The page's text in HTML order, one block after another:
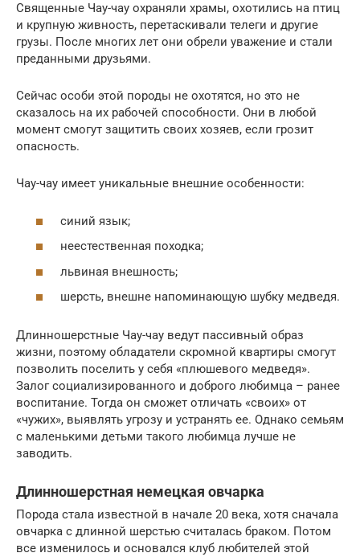
Священные Чау-чау охраняли храмы, охотились на птиц
и крупную живность, перетаскивали телеги и другие
грузы. После многих лет они обрели уважение и стали
преданными друзьями.
Сейчас особи этой породы не охотятся, но это не
сказалось на их рабочей способности. Они в любой
момент смогут защитить своих хозяев, если грозит
опасность.
Чау-чау имеет уникальные внешние особенности:
синий язык;
неестественная походка;
львиная внешность;
шерсть, внешне напоминающую шубку медведя.
Длинношерстные Чау-чау ведут пассивный образ
жизни, поэтому обладатели скромной квартиры смогут
позволить поселить у себя «плюшевого медведя».
Залог социализированного и доброго любимца – ранее
воспитание. Тогда он сможет отличать «своих» от
«чужих», выявлять угрозу и устранять ее. Однако семьям
с маленькими детьми такого любимца лучше не
заводить.
Длинношерстная немецкая овчарка
Порода стала известной в начале 20 века, хотя сначала
овчарка с длинной шерстью считалась браком. Потом
все изменилось и основался клуб любителей этой